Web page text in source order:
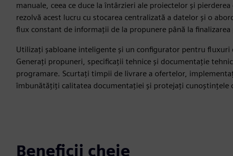
manuale, ceea ce duce la întârzieri ale proiectelor și pierderea
rezolvă acest lucru cu stocarea centralizată a datelor și o
flux constant de informații de la propunere până la
Utilizați șabloane inteligente și un configurator pentru fluxuri
Generați propuneri, specificații tehnice și documentație
programare. Scurtați timpii de livrare a ofertelor,
îmbunătățiți calitatea documentației și protejați cunoștințele
Beneficii cheie